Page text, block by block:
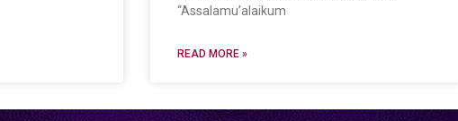
“Assalamu’alaikum
READ MORE »